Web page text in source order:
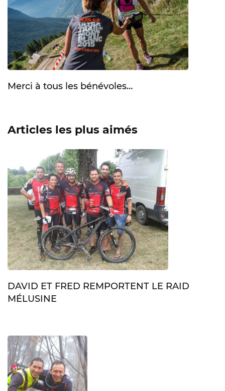
Merci à tous les bénévoles…
Articles les plus aimés
DAVID ET FRED REMPORTENT LE RAID
MÉLUSINE